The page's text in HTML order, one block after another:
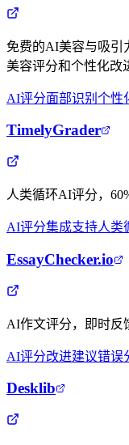
免费的AI美容与吸引
美容评分和个性化改
AI评分面部识别 个性
TimelyGrader
人类循环AI评分，
AI评分集成支持人类
EssayChecker.io
AI作文评分，即时反
AI评分改进建议错误
Desklib